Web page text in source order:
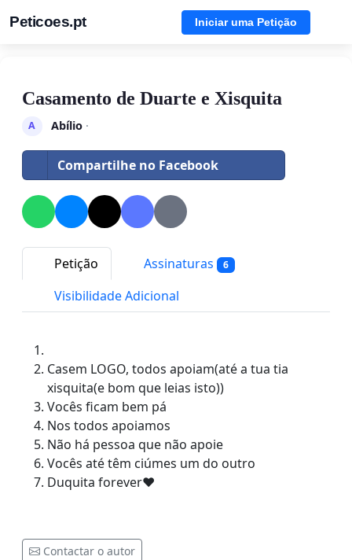
Peticoes.pt Iniciar uma Petição
Casamento de Duarte e Xisquita
A Abílio·
Compartilhe no Facebook
Petição Assinaturas 6
Visibilidade Adicional
Casem LOGO, todos apoiam(até a tua tia
xisquita(e bom que leias isto))
Vocês ficam bem pá
Nos todos apoiamos
Não há pessoa que não apoie
Vocês até têm ciúmes um do outro
Duquita forever❤️
Contactar o autor